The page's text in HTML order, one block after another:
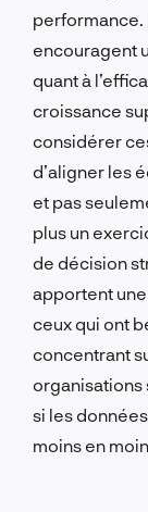
performance.
encouragent
quant à
croissance
considérer
d’aligner les
et pas
plus un
de décision
apportent
ceux qui ont
concentrant
si les
moins en